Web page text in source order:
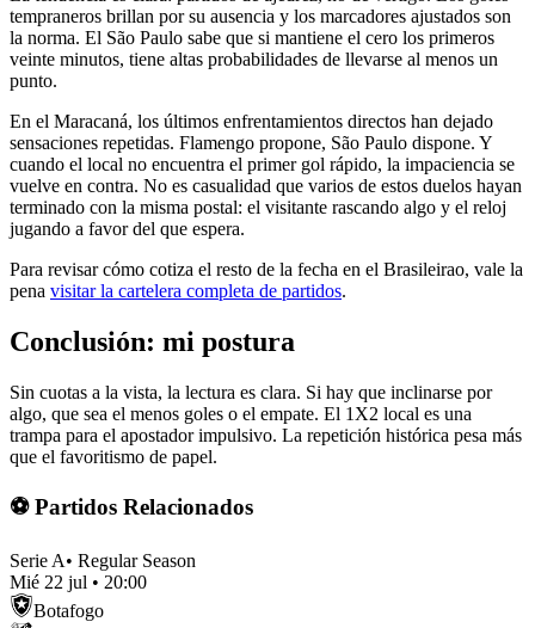
tempraneros brillan por su ausencia y los marcadores ajustados son
la norma. El São Paulo sabe que si mantiene el cero los primeros
veinte minutos, tiene altas probabilidades de llevarse al menos un
punto.
En el Maracaná, los últimos enfrentamientos directos han dejado
sensaciones repetidas. Flamengo propone, São Paulo dispone. Y
cuando el local no encuentra el primer gol rápido, la impaciencia se
vuelve en contra. No es casualidad que varios de estos duelos hayan
terminado con la misma postal: el visitante rascando algo y el reloj
jugando a favor del que espera.
Para revisar cómo cotiza el resto de la fecha en el Brasileirao, vale la
pena visitar la cartelera completa de partidos.
Conclusión: mi postura
Sin cuotas a la vista, la lectura es clara. Si hay que inclinarse por
algo, que sea el menos goles o el empate. El 1X2 local es una
trampa para el apostador impulsivo. La repetición histórica pesa más
que el favoritismo de papel.
⚽ Partidos Relacionados
Serie A• Regular Season
Mié 22 jul • 20:00
Botafogo